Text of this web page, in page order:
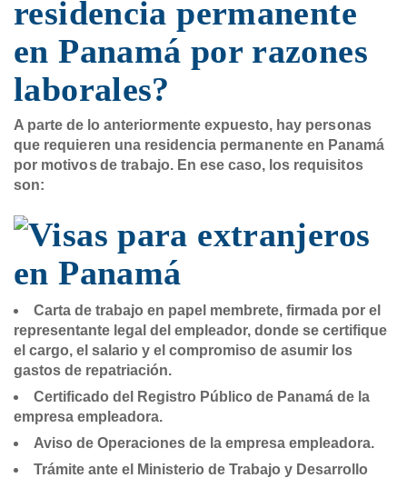
residencia permanente
en Panamá por razones
laborales?
A parte de lo anteriormente expuesto, hay personas
que requieren una residencia permanente en Panamá
por motivos de trabajo. En ese caso, los requisitos
son:
Carta de trabajo en papel membrete, firmada por el
representante legal del empleador, donde se certifique
el cargo, el salario y el compromiso de asumir los
gastos de repatriación.
Certificado del Registro Público de Panamá de la
empresa empleadora.
Aviso de Operaciones de la empresa empleadora.
Trámite ante el Ministerio de Trabajo y Desarrollo